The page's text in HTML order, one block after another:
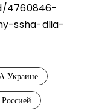
4760846-
ssha-dlia-
Украине